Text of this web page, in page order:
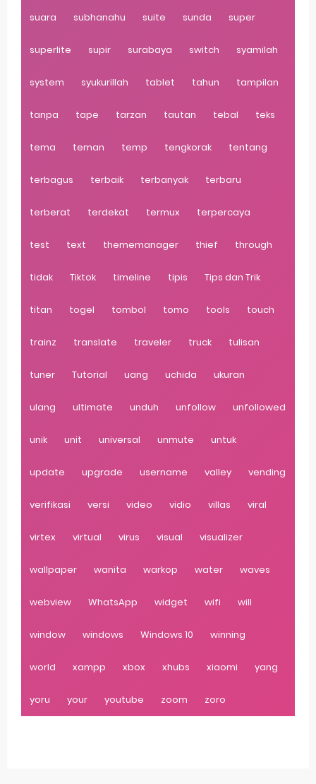
suara subhanahu suite sunda super
superlite supir surabaya switch syamilah
system syukurillah tablet tahun tampilan
tanpa tape tarzan tautan tebal teks
tema teman temp tengkorak tentang
terbagus terbaik terbanyak terbaru
terberat terdekat termux terpercaya
test text thememanager thief through
tidak Tiktok timeline tipis Tips dan Trik
titan togel tombol tomo tools touch
trainz translate traveler truck tulisan
tuner Tutorial uang uchida ukuran
ulang ultimate unduh unfollow unfollowed
unik unit universal unmute untuk
update upgrade username valley vending
verifikasi versi video vidio villas viral
virtex virtual virus visual visualizer
wallpaper wanita warkop water waves
webview WhatsApp widget wifi will
window windows Windows 10 winning
world xampp xbox xhubs xiaomi yang
yoru your youtube zoom zoro